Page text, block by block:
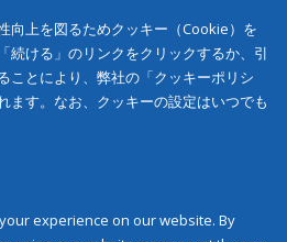
向上を図るためクッキー（Cookie）を
続ける」のリンクをクリックするか、引
ことにより、弊社の「クッキーポリシ
ます。なお、クッキーの設定はいつでも
experience on our website. By